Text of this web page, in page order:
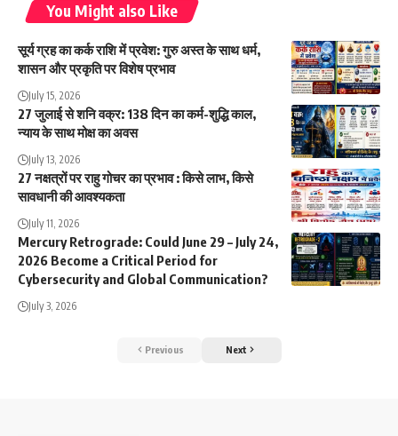
You Might also Like
सूर्य ग्रह का कर्क राशि में प्रवेश: गुरु अस्त के साथ धर्म,
शासन और प्रकृति पर विशेष प्रभाव
July 15, 2026
27 जुलाई से शनि वक्र: 138 दिन का कर्म-शुद्धि काल,
न्याय के साथ मोक्ष का अवस
July 13, 2026
27 नक्षत्रों पर राहु गोचर का प्रभाव : किसे लाभ, किसे
सावधानी की आवश्यकता
July 11, 2026
Mercury Retrograde: Could June 29 – July 24,
2026 Become a Critical Period for
Cybersecurity and Global Communication?
July 3, 2026
Previous Next